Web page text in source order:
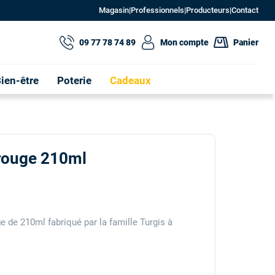
Magasin|Professionnels|Producteurs|Contact
être Poterie Cadeaux
09 77 78 74 89 Mon compte Panier
210ml
de 210ml fabriqué par la famille Turgis à